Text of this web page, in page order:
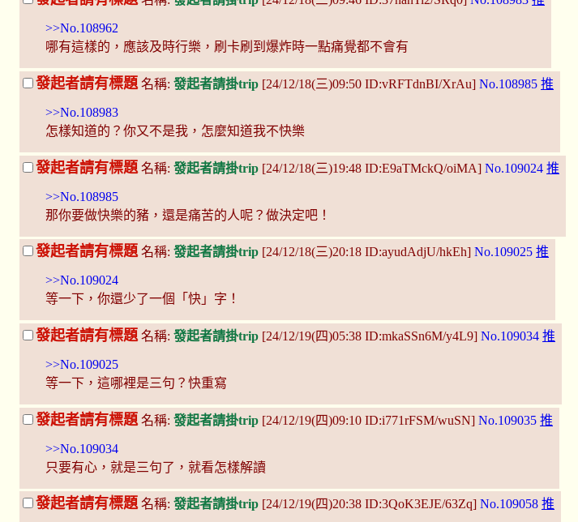
>>No.108962
哪有這樣的，應該及時行樂，刷卡刷到爆炸時一點痛覺都不會有
發起者請有標題 名稱: 發起者請掛trip [24/12/18(三)09:50 ID:vRFTdnBI/XrAu] No.108985 推
>>No.108983
怎樣知道的？你又不是我，怎麼知道我不快樂
發起者請有標題 名稱: 發起者請掛trip [24/12/18(三)19:48 ID:E9aTMckQ/oiMA] No.109024 推
>>No.108985
那你要做快樂的豬，還是痛苦的人呢？做決定吧！
發起者請有標題 名稱: 發起者請掛trip [24/12/18(三)20:18 ID:ayudAdjU/hkEh] No.109025 推
>>No.109024
等一下，你還少了一個「快」字！
發起者請有標題 名稱: 發起者請掛trip [24/12/19(四)05:38 ID:mkaSSn6M/y4L9] No.109034 推
>>No.109025
等一下，這哪裡是三句？快重寫
發起者請有標題 名稱: 發起者請掛trip [24/12/19(四)09:10 ID:i771rFSM/wuSN] No.109035 推
>>No.109034
只要有心，就是三句了，就看怎樣解讀
發起者請有標題 名稱: 發起者請掛trip [24/12/19(四)20:38 ID:3QoK3EJE/63Zq] No.109058 推